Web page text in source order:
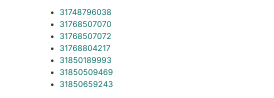
31748796038
31768507070
31768507072
31768804217
31850189993
31850509469
31850659243